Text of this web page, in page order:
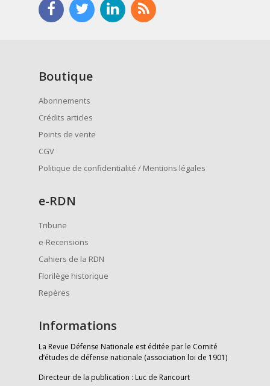
Boutique
Abonnements
Crédits articles
Points de vente
CGV
Politique de confidentialité / Mentions légales
e-RDN
Tribune
e-Recensions
Cahiers de la RDN
Florilège historique
Repères
Informations
La Revue Défense Nationale est éditée par le Comité
d’études de défense nationale (association loi de 1901)
Directeur de la publication : Luc de Rancourt